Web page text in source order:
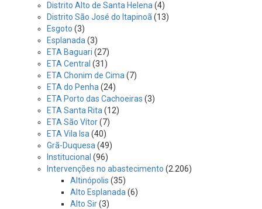
Distrito Alto de Santa Helena (4)
Distrito São José do Itapinoã (13)
Esgoto (3)
Esplanada (3)
ETA Baguari (27)
ETA Central (31)
ETA Chonim de Cima (7)
ETA do Penha (24)
ETA Porto das Cachoeiras (3)
ETA Santa Rita (12)
ETA São Vítor(7)
ETA Vila Isa (40)
Grã-Duquesa (49)
Institucional (96)
Intervenções no abastecimento (2.206)
Altinópolis (35)
Alto Esplanada (6)
Alto Sir(3)